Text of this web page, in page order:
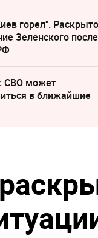
горел". Раскрыто
Зеленского после
СВО может
в ближайшие